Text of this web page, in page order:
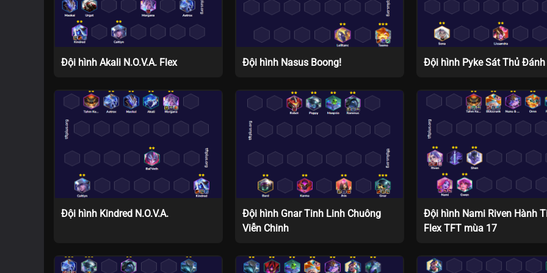
Đội hình Akali N.O.V.A. Flex Đội hình Nasus Boong! Đội hình Pyke Sát Thủ Đánh
Đội hình Kindred N.O.V.A.
Đội hình Gnar Tinh Linh Chuông
Viễn Chinh
Đội hình Nami Riven Hành
Flex TFT mùa 17